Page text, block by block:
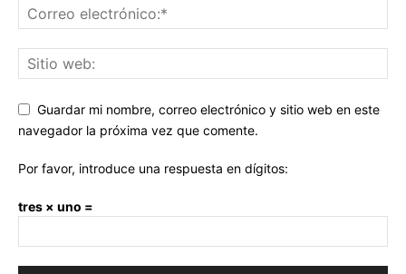
Guardar mi nombre, correo electrónico y sitio web en este
navegador la próxima vez que comente.
Por favor, introduce una respuesta en dígitos:
tres × uno =